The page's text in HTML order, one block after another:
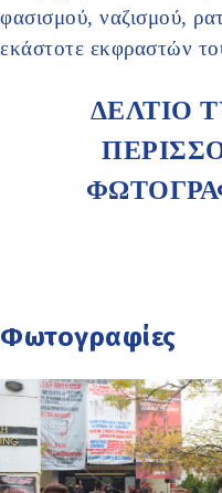
φασισμού, ναζισμού,
εκάστοτε εκφραστών
ΔΕΛΤΙΟ
Φωτογραφίες